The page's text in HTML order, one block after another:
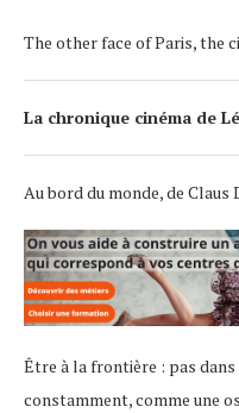
The other face of Paris, the
La chronique cinéma de
Au bord du monde, de Claus
Être à la frontière : pas
constamment, comme une